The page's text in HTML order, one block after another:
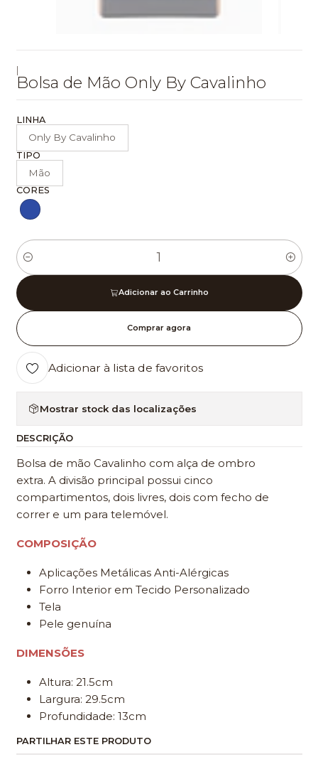
Bolsa de Mão Only By Cavalinho
LINHA
Only By Cavalinho
TIPO
Mão
CORES
Quantidade
Adicionar ao Carrinho
Comprar agora
Adicionar à lista de favoritos
Mostrar stock das localizações
DESCRIÇÃO
Bolsa de mão Cavalinho com alça de ombro
extra. A divisão principal possui cinco
compartimentos, dois livres, dois com fecho de
correr e um para telemóvel.
COMPOSIÇÃO
Aplicações Metálicas Anti-Alérgicas
Forro Interior em Tecido Personalizado
Tela
Pele genuína
DIMENSÕES
Altura: 21.5cm
Largura: 29.5cm
Profundidade: 13cm
PARTILHAR ESTE PRODUTO